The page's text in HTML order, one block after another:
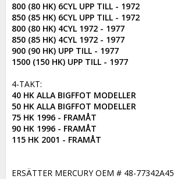
800 (80 HK) 6CYL UPP TILL - 1972
850 (85 HK) 6CYL UPP TILL - 1972
800 (80 HK) 4CYL 1972 - 1977
850 (85 HK) 4CYL 1972 - 1977
900 (90 HK) UPP TILL - 1977
1500 (150 HK) UPP TILL - 1977
40 HK ALLA BIGFFOT MODELLER
50 HK ALLA BIGFFOT MODELLER
75 HK 1996 - FRAMÅT
90 HK 1996 - FRAMÅT
115 HK 2001 - FRAMÅT
ERSÄTTER MERCURY OEM # 48-77342A45